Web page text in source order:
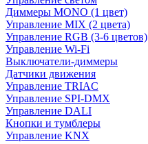
Диммеры MONO (1 цвет)
Управление MIX (2 цвета)
Управление RGB (3-6 цветов)
Управление Wi-Fi
Выключатели-диммеры
Датчики движения
Управление TRIAC
Управление SPI-DMX
Управление DALI
Кнопки и тумблеры
Управление KNX